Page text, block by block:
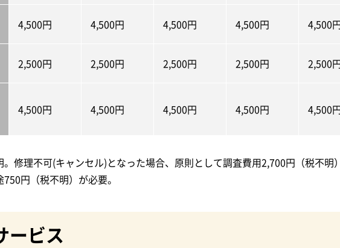
4,500円 4,500円 4,500円 4,500円 4,500
2,500円 2,500円 2,500円 2,500円 2,500
4,500円 4,500円 4,500円 4,500円 4,500
修理不可(キャンセル)となった場合、原則として調査費用2,700円（税不明
円（税不明）が必要。
ービス